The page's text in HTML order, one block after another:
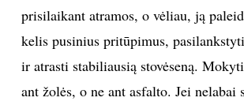
prisilaikant atramos, o vėliau, ją
kelis pusinius pritūpimus,
ir atrasti stabiliausią stovėseną.
ant žolės, o ne ant asfalto. Jei nelabai